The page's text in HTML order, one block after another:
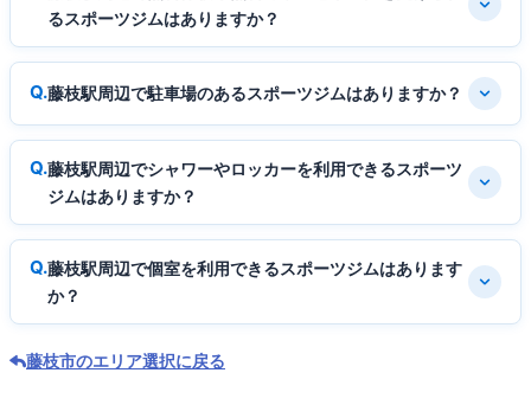
るスポーツジムはありますか？
藤枝駅周辺で駐車場のあるスポーツジムはありますか？
藤枝駅周辺でシャワーやロッカーを利用できるスポーツ
ジムはありますか？
藤枝駅周辺で個室を利用できるスポーツジムはあります
か？
藤枝市のエリア選択に戻る